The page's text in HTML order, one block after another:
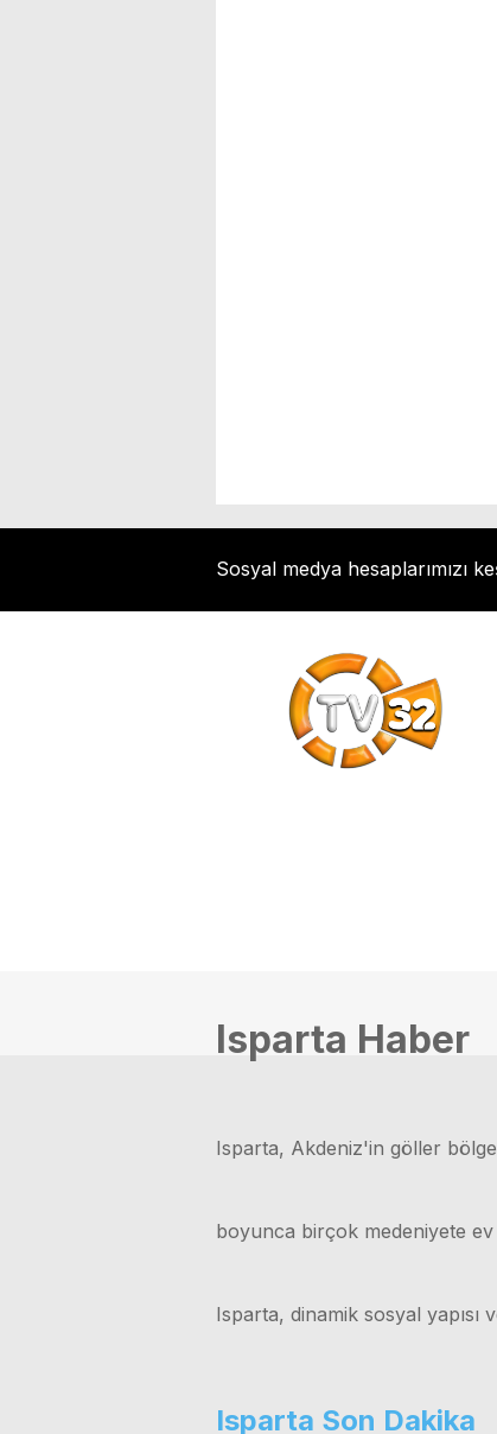
Sosyal medya hesaplarımızı
Isparta Haber
Isparta, Akdeniz'in göller
boyunca birçok medeniyete
Isparta, dinamik sosyal yapısı
Isparta Son Dakika